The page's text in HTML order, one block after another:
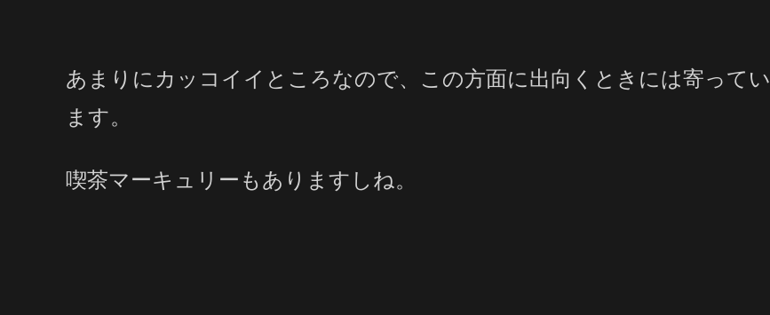
あまりにカッコイイところなので、この方面に出向くときには寄ってい
ます。
喫茶マーキュリーもありますしね。